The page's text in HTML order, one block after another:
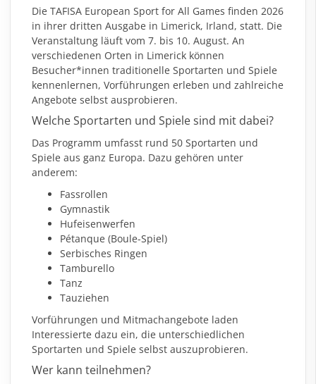
Die TAFISA European Sport for All Games finden 2026
in ihrer dritten Ausgabe in Limerick, Irland, statt. Die
Veranstaltung läuft vom 7. bis 10. August. An
verschiedenen Orten in Limerick können
Besucher*innen traditionelle Sportarten und Spiele
kennenlernen, Vorführungen erleben und zahlreiche
Angebote selbst ausprobieren.
Welche Sportarten und Spiele sind mit dabei?
Das Programm umfasst rund 50 Sportarten und
Spiele aus ganz Europa. Dazu gehören unter
anderem:
Fassrollen
Gymnastik
Hufeisenwerfen
Pétanque (Boule-Spiel)
Serbisches Ringen
Tamburello
Tanz
Tauziehen
Vorführungen und Mitmachangebote laden
Interessierte dazu ein, die unterschiedlichen
Sportarten und Spiele selbst auszuprobieren.
Wer kann teilnehmen?